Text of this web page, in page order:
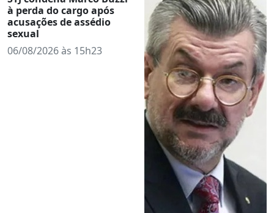
à perda do cargo após
acusações de assédio
sexual
06/08/2026 às 15h23